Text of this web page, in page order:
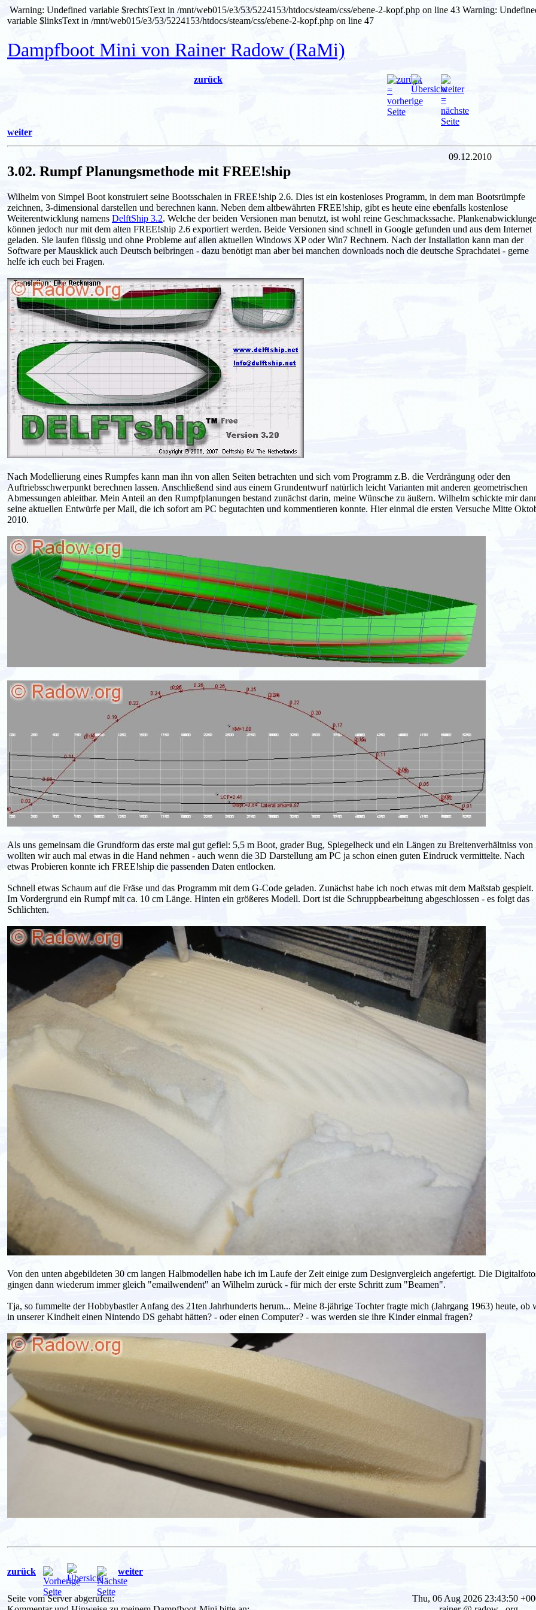
Warning: Undefined variable $rechtsText in /mnt/web015/e3/53/5224153/htdocs/steam/css/ebene-2-kopf.php on line 43 Warning:
variable $linksText in /mnt/web015/e3/53/5224153/htdocs/steam/css/ebene-2-kopf.php on line 47
Dampfboot Mini von Rainer Radow (RaMi)
zurück
weiter
3.02. Rumpf Planungsmethode mit FREE!ship
09.12.2010
Wilhelm von Simpel Boot konstruiert seine Bootsschalen in FREE!ship 2.6. Dies ist ein kostenloses Programm, in dem man Bootsrümpfe
zeichnen, 3-dimensional darstellen und berechnen kann. Neben dem altbewährten FREE!ship, gibt es heute eine ebenfalls kostenlose
Weiterentwicklung namens DelftShip 3.2. Welche der beiden Versionen man benutzt, ist wohl reine Geschmackssache.
können jedoch nur mit dem alten FREE!ship 2.6 exportiert werden. Beide Versionen sind schnell in Google gefunden und aus dem Internet
geladen. Sie laufen flüssig und ohne Probleme auf allen aktuellen Windows XP oder Win7 Rechnern. Nach der Installation kann man der
Software per Mausklick auch Deutsch beibringen - dazu benötigt man aber bei manchen downloads noch die deutsche Sprachdatei - gerne
helfe ich euch bei Fragen.
Nach Modellierung eines Rumpfes kann man ihn von allen Seiten betrachten und sich vom Programm z.B. die Verdrängung oder den
Auftriebsschwerpunkt berechnen lassen. Anschließend sind aus einem Grundentwurf natürlich leicht Varianten mit anderen geometrischen
Abmessungen ableitbar. Mein Anteil an den Rumpfplanungen bestand zunächst darin, meine Wünsche zu äußern. Wilhelm schickte mir
seine aktuellen Entwürfe per Mail, die ich sofort am PC begutachten und kommentieren konnte. Hier einmal die ersten Versuche Mitte
2010.
Als uns gemeinsam die Grundform das erste mal gut gefiel: 5,5 m Boot, grader Bug, Spiegelheck und ein Längen zu Breitenverhältniss von
wollten wir auch mal etwas in die Hand nehmen - auch wenn die 3D Darstellung am PC ja schon einen guten Eindruck vermittelte. Nach
etwas Probieren konnte ich FREE!ship die passenden Daten entlocken.
Schnell etwas Schaum auf die Fräse und das Programm mit dem G-Code geladen. Zunächst habe ich noch etwas mit dem Maßstab gespielt.
Im Vordergrund ein Rumpf mit ca. 10 cm Länge. Hinten ein größeres Modell. Dort ist die Schruppbearbeitung abgeschlossen - es folgt das
Schlichten.
Von den unten abgebildeten 30 cm langen Halbmodellen habe ich im Laufe der Zeit einige zum Designvergleich angefertigt. Die
gingen dann wiederum immer gleich "emailwendent" an Wilhelm zurück - für mich der erste Schritt zum "Beamen".
Tja, so fummelte der Hobbybastler Anfang des 21ten Jahrhunderts herum... Meine 8-jährige Tochter fragte mich (Jahrgang 1963) heute, ob
in unserer Kindheit einen Nintendo DS gehabt hätten? - oder einen Computer? - was werden sie ihre Kinder einmal fragen?
zurück weiter
Seite vom Server abgerufen:
Thu, 06 Aug 2026 23:43:50